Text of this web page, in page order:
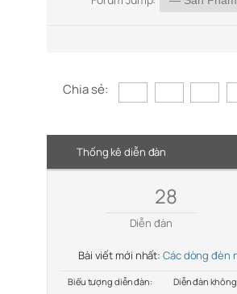
Chia sẻ:
Thống kê diễn đàn
28
Diễn đàn
Bài viết mới nhất: Các dòng đèn
Biểu tượng diễn đàn: Diễn đàn